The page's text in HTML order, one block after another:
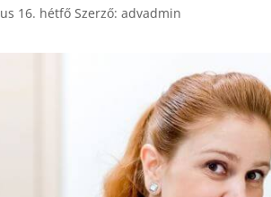
16. hétfő Szerző: advadmin